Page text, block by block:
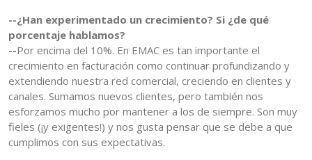
--¿Han experimentado un crecimiento? Si ¿de qué
porcentaje hablamos?
--Por encima del 10%. En EMAC es tan importante el
crecimiento en facturación como continuar profundizando y
extendiendo nuestra red comercial, creciendo en clientes y
canales. Sumamos nuevos clientes, pero también nos
esforzamos mucho por mantener a los de siempre. Son muy
fieles (¡y exigentes!) y nos gusta pensar que se debe a que
cumplimos con sus expectativas.